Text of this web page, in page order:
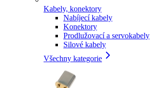
Kabely, konektory
Nabíjecí kabely
Konektory
Prodlužovací a servokabely
Silové kabely
Všechny kategorie